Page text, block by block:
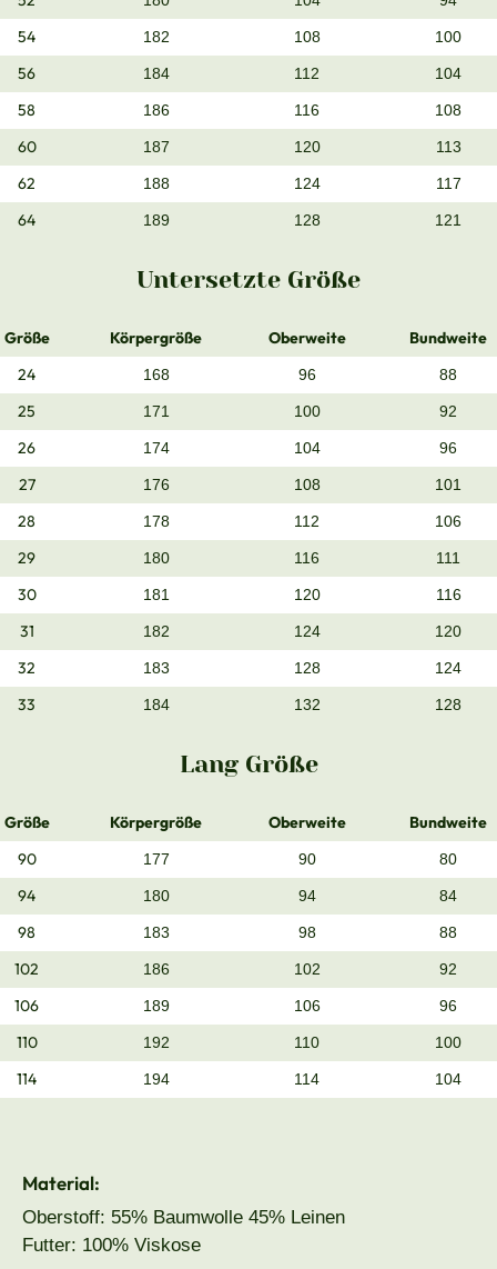
54 182 108 100
56 184 112 104
58 186 116 108
60 187 120 113
62 188 124 117
64 189 128 121
Untersetzte Größe
Größe Körpergröße Oberweite
Bundweite
24
168 96 88
25 171 100 92
26 174 104 96
27 176 108 101
28 178 112 106
29 180 116 111
30 181 120 116
31 182 124 120
32 183 128 124
33 184 132 128
Lang Größe
Größe Körpergröße Oberweite
Bundweite
90
177 90 80
94 180 94 84
98 183 98 88
102 186 102 92
106 189 106 96
110 192 110 100
114 194 114 104
Material:
Oberstoff: 55% Baumwolle 45% Leinen
Futter: 100% Viskose